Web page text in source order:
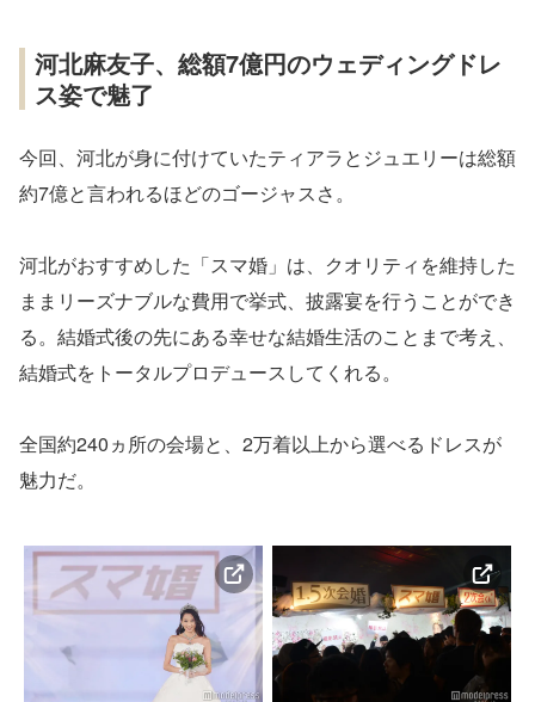
河北麻友子、総額7億円のウェディングドレ
ス姿で魅了
今回、河北が身に付けていたティアラとジュエリーは総額
約7億と言われるほどのゴージャスさ。
河北がおすすめした「スマ婚」は、クオリティを維持した
ままリーズナブルな費用で挙式、披露宴を行うことができ
る。結婚式後の先にある幸せな結婚生活のことまで考え、
結婚式をトータルプロデュースしてくれる。
全国約240ヵ所の会場と、2万着以上から選べるドレスが
魅力だ。